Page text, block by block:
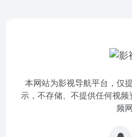
本网站为影视导航平台，仅
示，不存储、不提供任何视
频